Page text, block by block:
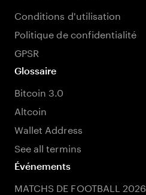
Conditions d'utilisation
Politique de confidentialité
GPSR
Glossaire
Bitcoin 3.0
Altcoin
Wallet Address
See all termins
Événements
MATCHS DE FOOTBALL 2026